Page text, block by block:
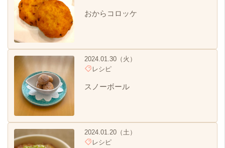
おからコロッケ
2024.01.30（火）
レシピ
スノーボール
2024.01.20（土）
レシピ